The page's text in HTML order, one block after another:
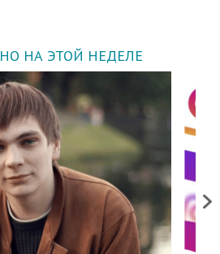
НА ЭТОЙ НЕДЕЛЕ
Next